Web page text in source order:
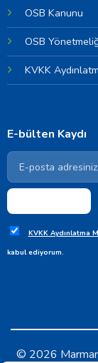
OSB Kanunu
OSB
KVKK
E-bülten Kaydı
KVKK Aydınlatma
kabul ediyorum.
© 2026